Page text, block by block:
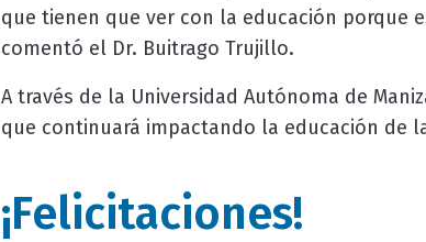
que tienen que ver con la educación porque
comentó el Dr. Buitrago Trujillo.
A través de la Universidad Autónoma de
que continuará impactando la educación de
¡Felicitaciones!